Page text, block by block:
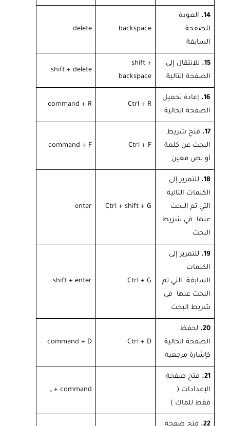
14.
العودة
للصفحة
السابقة
backspace
delete
15.
للانتقال إلى
الصفحة التالية
shift +
backspace
shift + delete
16.
إعادة تحميل
الصفحة الحالية
Ctrl + R
command + R
17.
فتح شريط
البحث عن كلمة
أو نص معين
Ctrl + F
command + F
18.
للتمرير إلى
الكلمات التالية
التي تم البحث
عنها في شريط
البحث
Ctrl + shift + G
enter
19.
للتمرير إلى
الكلمات
السابقة التي تم
البحث عنها في
شريط البحث
Ctrl + G
shift + enter
20.
لحفظ
الصفحة الحالية
كإشارة مرجعية
Ctrl + D
command + D
21.
فتح صفحة
الإعدادات (
فقط للماك )
command +
,
22. فتح صفحة